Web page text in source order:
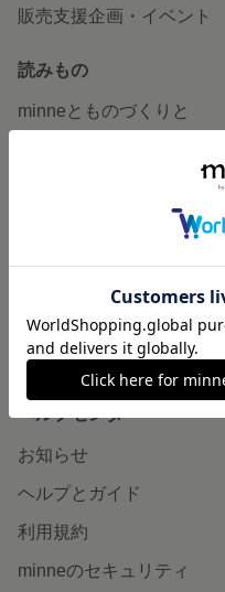
販売支援企画・イベント
読みもの
minneとものづくりと
広告出稿について
大口注文について
ヘルプセンター
お知らせ
ヘルプとガイド
利用規約
minneのセキュリティ